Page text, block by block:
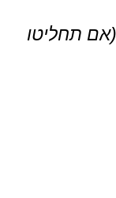
תחליטו